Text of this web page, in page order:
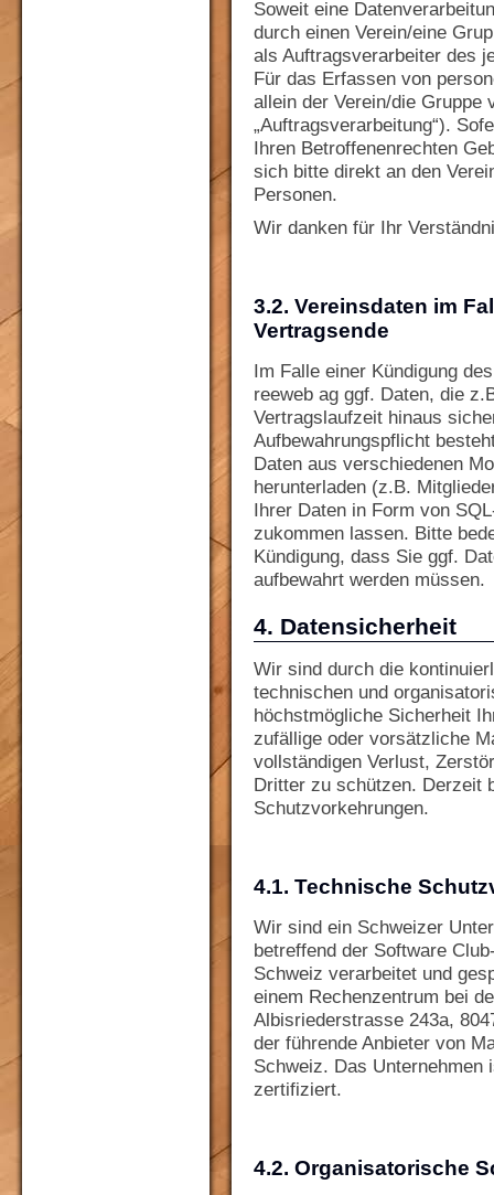
Soweit eine
durch einen Verein/eine
als Auftragsverarbeiter des
Für das Erfassen von
allein der Verein/die Gruppe
„Auftragsverarbeitung“).
Ihren Betroffenenrechten
sich bitte direkt an den
Personen.
Wir danken für Ihr
3.2. Vereinsdaten im
Vertragsende
Im Falle einer Kündigung
reeweb ag ggf. Daten, die
Vertragslaufzeit hinaus
Aufbewahrungspflicht
Daten aus verschiedenen
herunterladen (z.B.
Ihrer Daten in Form von
zukommen lassen. Bitte
Kündigung, dass Sie ggf.
aufbewahrt werden müssen.
4. Datensicherheit
Wir sind durch die
technischen und
höchstmögliche Sicherheit
zufällige oder vorsätzliche
vollständigen Verlust,
Dritter zu schützen. Derzeit
Schutzvorkehrungen.
4.1. Technische
Wir sind ein Schweizer
betreffend der Software
Schweiz verarbeitet und
einem Rechenzentrum bei
Albisriederstrasse 243a,
der führende Anbieter von
Schweiz. Das Unternehmen
zertifiziert.
4.2. Organisatorische